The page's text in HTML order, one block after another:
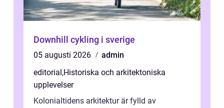
Downhill cykling i sverige
05 augusti 2026
admin
editorial,Historiska och arkitektoniska
upplevelser
Kolonialtidens arkitektur är fylld av